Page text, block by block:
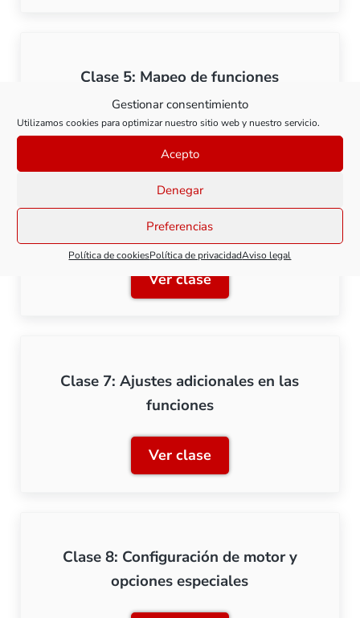
Gestionar consentimiento
Utilizamos cookies para optimizar nuestro sitio web y nuestro servicio.
Acepto
Denegar
Preferencias
Política de cookiesPolítica de privacidadAviso legal
Clase 5: Mapeo de funciones
Ver claseClase 5: Mapeo de
Clase 6: Configuración de funciones.
Ver claseClase 6: Configuración de
Clase 7: Ajustes adicionales en las
funciones
Ver claseClase 7: Ajustes
Clase 8: Configuración de motor y
opciones especiales